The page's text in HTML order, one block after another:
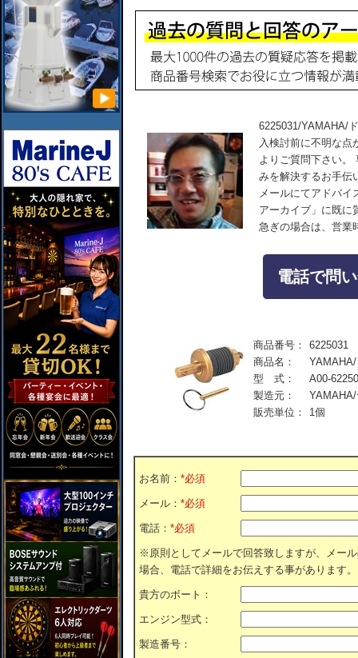
6225031/YAMAHA/
入検討前に不明な点
よりご質問下さい。
みを解決するお手伝
メールにてアドバイ
アーカイブ」に既に
急ぎの場合は、営業
電話で問
商品番号：
6225031
商品名：
型 式：
A00-
製造元：
販売単位：
1個
お名前： *必須
メール： *必須
電話： *必須
※原則としてメールで回答致しますが、メー
場合、電話で詳細をお伝えする事があります。
貴方のボート：
エンジン型式：
製造番号：